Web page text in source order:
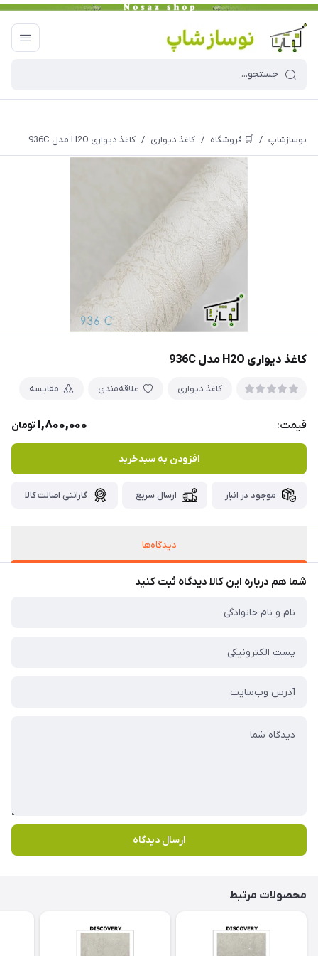
نوسازشاپ / 🛒 فروشگاه / کاغذ دیواری / کاغذ دیواری H2O مدل 936C
کاغذ دیواری H2O مدل 936C
کاغذ دیواری علاقه‌مندی مقایسه
قیمت: 1,800,000تومان
افزودن به سبدخرید
موجود در انبار ارسال سریع گارانتی اصالت کالا
دیدگاه‌ها
شما هم درباره این کالا دیدگاه ثبت کنید
ارسال دیدگاه
محصولات مرتبط